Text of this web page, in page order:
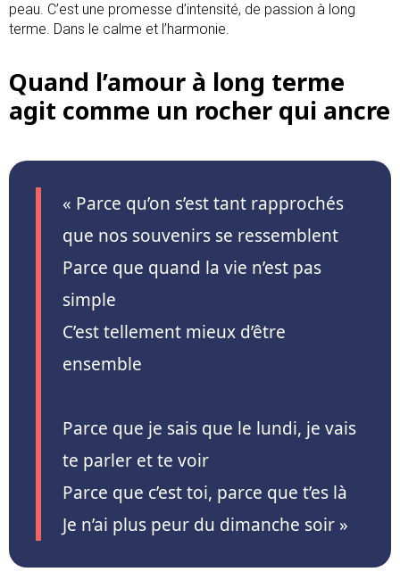
peau. C’est une promesse d’intensité, de passion à long
terme. Dans le calme et l’harmonie.
Quand l’amour à long terme
agit comme un rocher qui ancre
« Parce qu’on s’est tant rapprochés
que nos souvenirs se ressemblent
Parce que quand la vie n’est pas
simple
C’est tellement mieux d’être
ensemble
Parce que je sais que le lundi, je vais
te parler et te voir
Parce que c’est toi, parce que t’es là
Je n’ai plus peur du dimanche soir »